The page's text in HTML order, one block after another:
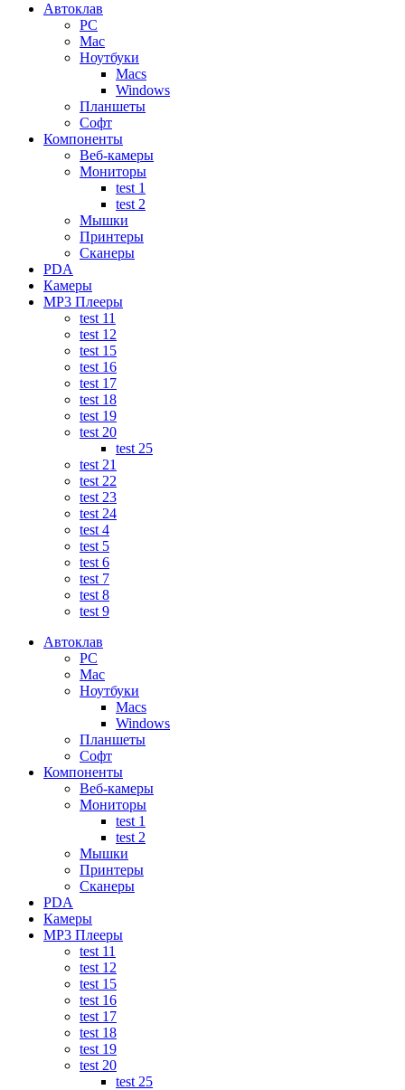
Автоклав
PC
Mac
Ноутбуки
Macs
Windows
Планшеты
Софт
Компоненты
Веб-камеры
Мониторы
test 1
test 2
Мышки
Принтеры
Сканеры
PDA
Камеры
MP3 Плееры
test 11
test 12
test 15
test 16
test 17
test 18
test 19
test 20
test 25
test 21
test 22
test 23
test 24
test 4
test 5
test 6
test 7
test 8
test 9
Автоклав
PC
Mac
Ноутбуки
Macs
Windows
Планшеты
Софт
Компоненты
Веб-камеры
Мониторы
test 1
test 2
Мышки
Принтеры
Сканеры
PDA
Камеры
MP3 Плееры
test 11
test 12
test 15
test 16
test 17
test 18
test 19
test 20
test 25